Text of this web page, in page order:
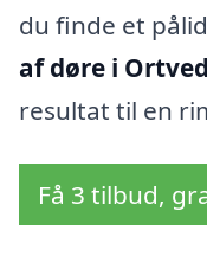
du finde et
af døre i Ortved
resultat til en
Få 3 tilbud,